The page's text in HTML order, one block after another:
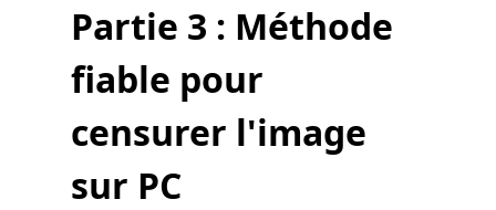
Partie 3 : Méthode
fiable pour
censurer l'image
sur PC